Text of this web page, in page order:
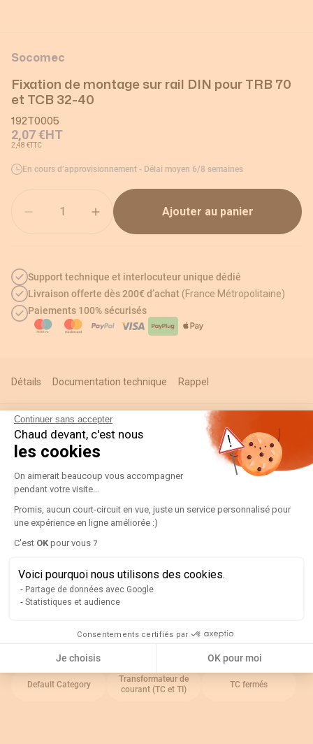
Continuer sans accepter
Chaud devant, c'est nous
les cookies
Plateforme de Gestion du
On aimerait beaucoup vous accompagner
pendant votre visite...
Promis, aucun court-circuit en vue, juste un service personnalisé pour
une expérience en ligne améliorée :)
C'est OK pour vous ?
Voici pourquoi nous utilisons des cookies.
Partage de données avec Google
Statistiques et audience
Consentements certifiés par
Je choisis OK pour moi
Socomec
Fixation de montage sur rail DIN pour TRB 70
et TCB 32-40
192T0005
2,07 €HT
2,48 €TTC
En cours d’approvisionnement - Délai moyen 6/8 semaines
Ajouter au panier
Support technique et interlocuteur unique dédié
Livraison offerte dès 200€ d’achat (France Métropolitaine)
Paiements 100% sécurisés
Détails Documentation technique Rappel
Informations techniques
Détails
Rappel
Catégories associées
Default Category
Transformateur de
courant (TC et TI)
TC fermés